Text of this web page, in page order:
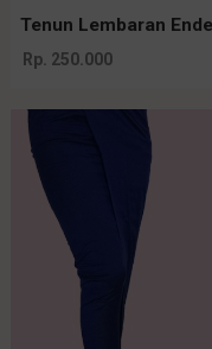
Tenun Lembaran
Rp. 250.000